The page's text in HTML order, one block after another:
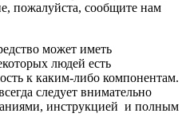
пожалуйста, сообщите нам
может иметь
людей есть
к каким-либо компонентам.
следует внимательно
инструкцией и полным